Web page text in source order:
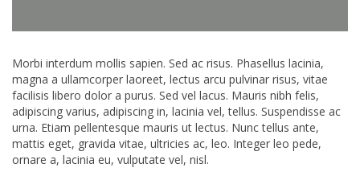
Morbi interdum mollis sapien. Sed ac risus. Phasellus lacinia,
magna a ullamcorper laoreet, lectus arcu pulvinar risus, vitae
facilisis libero dolor a purus. Sed vel lacus. Mauris nibh felis,
adipiscing varius, adipiscing in, lacinia vel, tellus. Suspendisse ac
urna. Etiam pellentesque mauris ut lectus. Nunc tellus ante,
mattis eget, gravida vitae, ultricies ac, leo. Integer leo pede,
ornare a, lacinia eu, vulputate vel, nisl.